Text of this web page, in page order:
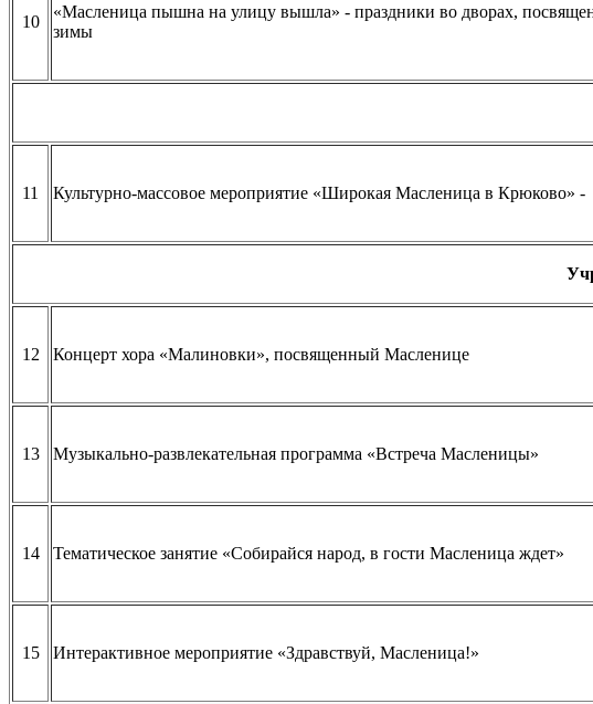
10
«Масленица пышна на улицу вышла» - праздники во дворах,
зимы
11 Культурно-массовое мероприятие «Широкая Масленица в Крюково» -
12 Концерт хора «Малиновки», посвященный Масленице
13 Музыкально-развлекательная программа «Встреча Масленицы»
14 Тематическое занятие «Собирайся народ, в гости Масленица ждет»
15 Интерактивное мероприятие «Здравствуй, Масленица!»